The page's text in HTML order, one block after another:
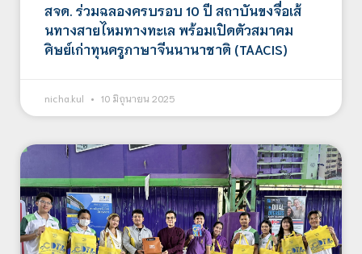
สจด. ร่วมฉลองครบรอบ 10 ปี สถาบันขงจื่อเส้
นทางสายไหมทางทะเล พร้อมเปิดตัวสมาคม
ศิษย์เก่าทุนครูภาษาจีนนานาชาติ (TAACIS)
nicha.kul 10 มิถุนายน 2025